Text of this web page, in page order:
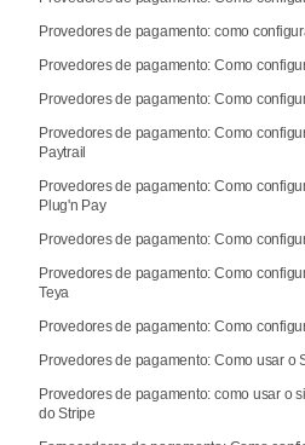
Provedores de pagamento: como
Provedores de pagamento: Como
Provedores de pagamento: Como
Provedores de pagamento: Como
Paytrail
Provedores de pagamento: Como
Plug'n Pay
Provedores de pagamento: Como
Provedores de pagamento: Como
Teya
Provedores de pagamento: Como
Provedores de pagamento: Como usar o
Provedores de pagamento: como usar o
do Stripe